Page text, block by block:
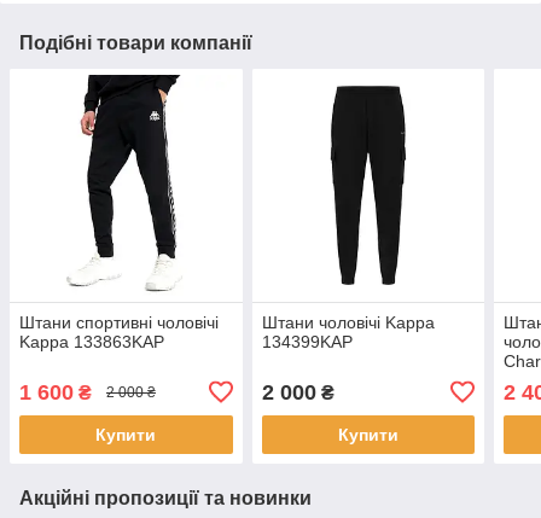
Подібні товари компанії
Штани спортивні чоловічі
Kappa 133863KAP
1 600 ₴ 2 000 ₴
Купити
Штани чоловічі Kappa
134399KAP
2 000₴
Купити
2
Акційні пропозиції та новинки